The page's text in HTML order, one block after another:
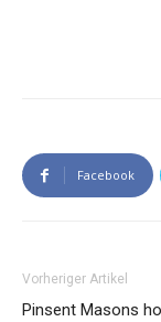
Facebook
Vorheriger Artikel
Pinsent Masons